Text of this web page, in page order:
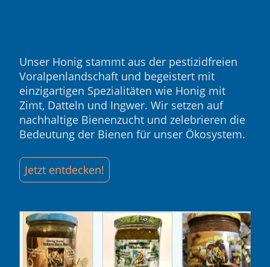
Unser Honig stammt aus der pestizidfreien
Voralpenlandschaft und begeistert mit
einzigartigen Spezialitäten wie Honig mit
Zimt, Datteln und Ingwer. Wir setzen auf
nachhaltige Bienenzucht und zelebrieren die
Bedeutung der Bienen für unser Ökosystem.
Jetzt entdecken!